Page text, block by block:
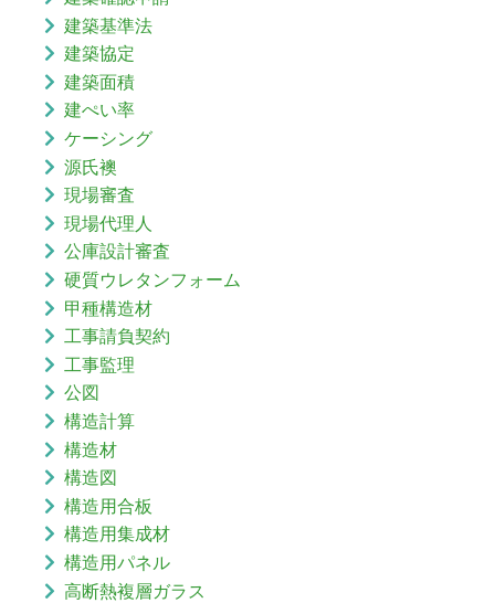
建築基準法
建築協定
建築面積
建ぺい率
ケーシング
源氏襖
現場審査
現場代理人
公庫設計審査
硬質ウレタンフォーム
甲種構造材
工事請負契約
工事監理
公図
構造計算
構造材
構造図
構造用合板
構造用集成材
構造用パネル
高断熱複層ガラス